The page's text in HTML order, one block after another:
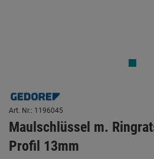
Art. Nr.: 1196045
Maulschlüssel m.
Profil 13mm